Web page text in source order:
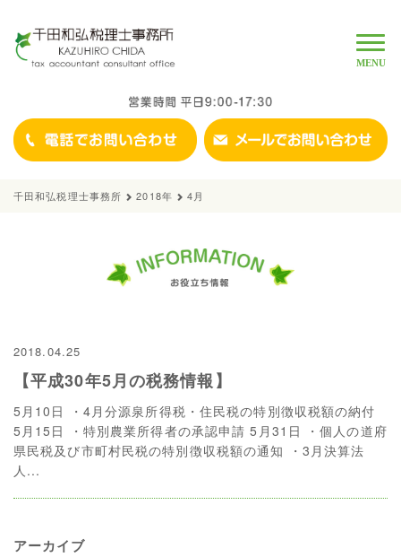
Toggle
MENU
千田和弘税理士事務所 2018年 4月
2018.04.25
【平成30年5月の税務情報】
5月10日 ・4月分源泉所得税・住民税の特別徴収税額の納付
5月15日 ・特別農業所得者の承認申請 5月31日 ・個人の道府
県民税及び市町村民税の特別徴収税額の通知 ・3月決算法
人...
アーカイブ